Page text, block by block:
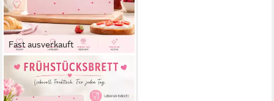
Fast ausverkauft
PPD
Frühstücksbrett
Frühstücksbrettchen aus